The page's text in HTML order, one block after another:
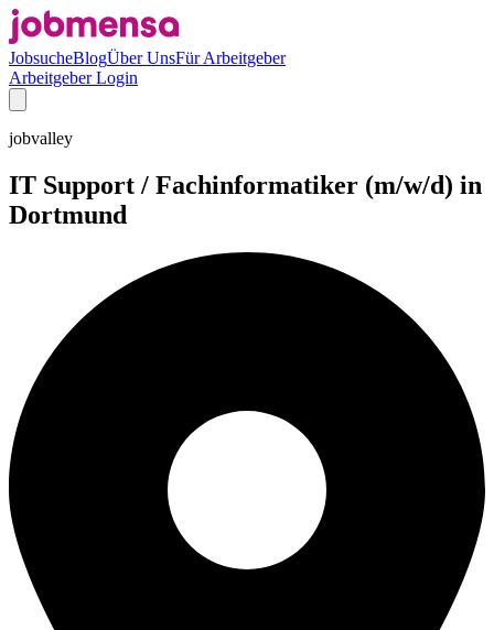
JobsucheBlogÜber UnsFür Arbeitgeber
Arbeitgeber Login
jobvalley
IT Support / Fachinformatiker (m/w/d) in
Dortmund